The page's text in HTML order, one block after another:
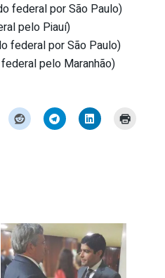
federal por São Paulo)
pelo Piauí)
federal por São Paulo)
pelo Maranhão)